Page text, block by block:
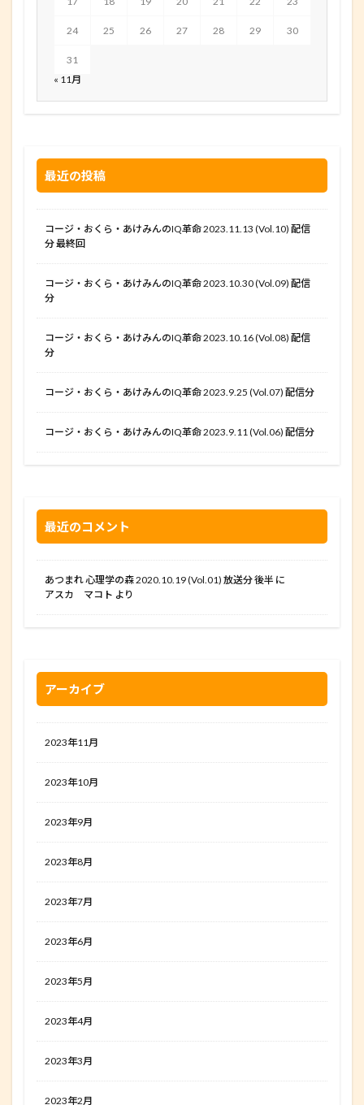
24 25 26 27 28 29 30
31
« 11月
最近の投稿
コージ・おくら・あけみんのIQ革命 2023.11.13 (Vol.10) 配信
分 最終回
コージ・おくら・あけみんのIQ革命 2023.10.30 (Vol.09) 配信
分
コージ・おくら・あけみんのIQ革命 2023.10.16 (Vol.08) 配信
分
コージ・おくら・あけみんのIQ革命 2023.9.25 (Vol.07) 配信分
コージ・おくら・あけみんのIQ革命 2023.9.11 (Vol.06) 配信分
最近のコメント
あつまれ 心理学の森 2020.10.19 (Vol.01) 放送分 後半 に
アスカ マコト より
アーカイブ
2023年11月
2023年10月
2023年9月
2023年8月
2023年7月
2023年6月
2023年5月
2023年4月
2023年3月
2023年2月